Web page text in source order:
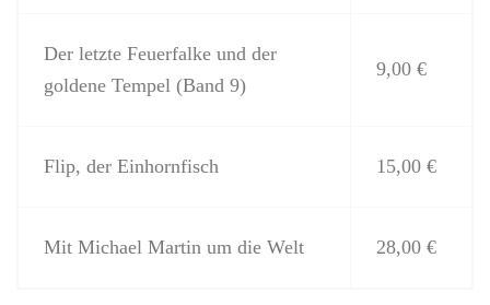
Der letzte Feuerfalke und der
goldene Tempel (Band 9)
9,00 €
Flip, der Einhornfisch 15,00 €
Mit Michael Martin um die Welt 28,00 €